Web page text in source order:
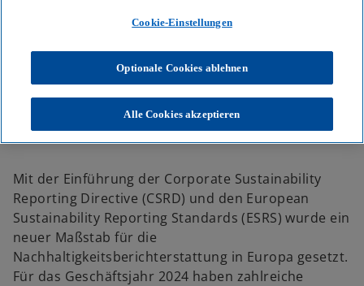
Empfehlungen für das zweite Berichtsjahr
KPMG Themen
Corporate Governance & Compliance
Nachhaltigkeits-Berichterstattung nach ESRS: Was für Banken im
zweiten Berichtsjahr wichtig ist
Mit der Einführung der Corporate Sustainability
Reporting Directive (CSRD) und den European
Sustainability Reporting Standards (ESRS) wurde ein
neuer Maßstab für die
Nachhaltigkeitsberichterstattung in Europa gesetzt.
Für das Geschäftsjahr 2024 haben zahlreiche
Cookie-Einstellungen
Optionale Cookies ablehnen
Alle Cookies akzeptieren